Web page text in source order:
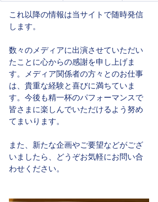
これ以降の情報は当サイトで随時発信
します。
数々のメディアに出演させていただい
たことに心からの感謝を申し上げま
す。メディア関係者の方々とのお仕事
は、貴重な経験と喜びに満ちていま
す。今後も精一杯のパフォーマンスで
皆さまに楽しんでいただけるよう努め
てまいります。
また、新たな企画やご要望などがござ
いましたら、どうぞお気軽にお問い合
わせください。